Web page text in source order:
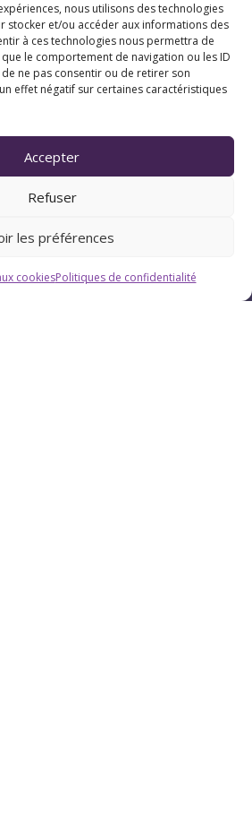
nous utilisons des technologies
stocker et/ou accéder aux informations des
à ces technologies nous permettra de
le comportement de navigation ou les ID
ne pas consentir ou de retirer son
effet négatif sur certaines caractéristiques
Accepter
Refuser
les préférences
cookiesPolitiques de confidentialité